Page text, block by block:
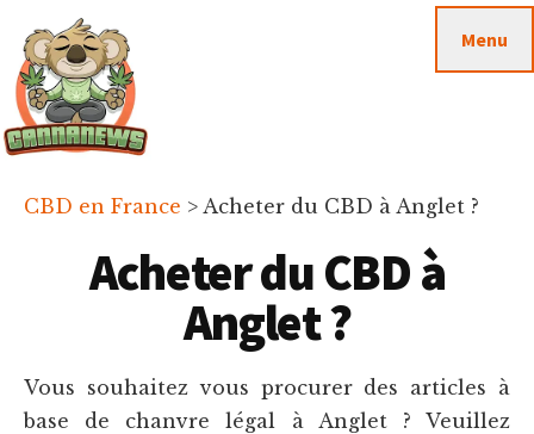
contenu
principal
barre
latérale
principale
footer
Cannanews.fr
Menu
CBD en France > Acheter du CBD à Anglet ?
Acheter du CBD à
Anglet ?
Vous souhaitez vous procurer des articles à
base de chanvre légal à Anglet ? Veuillez